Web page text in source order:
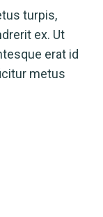
turpis,
ex. Ut
erat id
metus